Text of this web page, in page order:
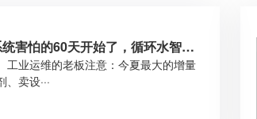
害怕的60天开始了，循环水智能
工业运维的老板注意：今夏最大的增量
卖设···